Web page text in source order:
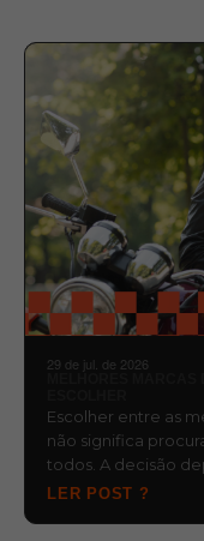
29 de jul. de 2026
Escolher entre as
não significa
todos. A decisão
LER POST ?